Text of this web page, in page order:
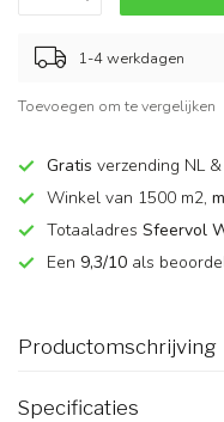
1-4 werkdagen
Toevoegen om te vergelijken
Gratis verzending NL
Winkel van 1500 m2,
Totaaladres Sfeervol
Een 9,3/10 als
Productomschrijving
Specificaties